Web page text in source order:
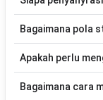
E/G#. Versi chord
memainkan lagu ini.
Pada halaman ini tersedia
Bagaimana pola
laguKekal.
Apakah perlu
kunci dasarD. Jika
Bagaimana cara